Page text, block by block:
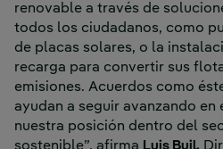
renovable a través de
todos los ciudadanos, como
de placas solares, o la
recarga para convertir sus
emisiones. Acuerdos como
ayudan a seguir avanzando en
nuestra posición dentro del
sostenible”, afirma Luis Buil,